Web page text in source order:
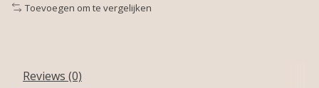
Toevoegen om te vergelijken
Reviews (0)